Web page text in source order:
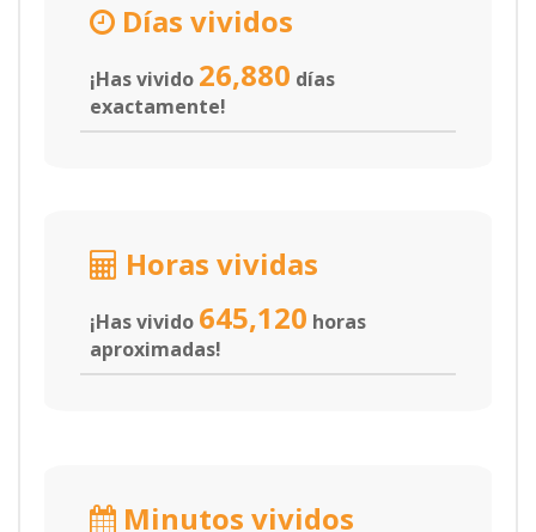
Días vividos
¡Has vivido 26,880 días
exactamente!
Horas vividas
¡Has vivido 645,120 horas
aproximadas!
Minutos vividos